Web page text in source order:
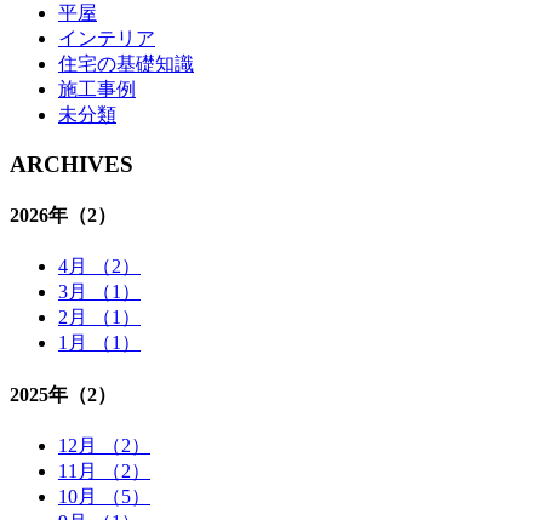
平屋
インテリア
住宅の基礎知識
施⼯事例
未分類
ARCHIVES
2026年 （2）
4月 （2）
3月 （1）
2月 （1）
1月 （1）
2025年 （2）
12月 （2）
11月 （2）
10月 （5）